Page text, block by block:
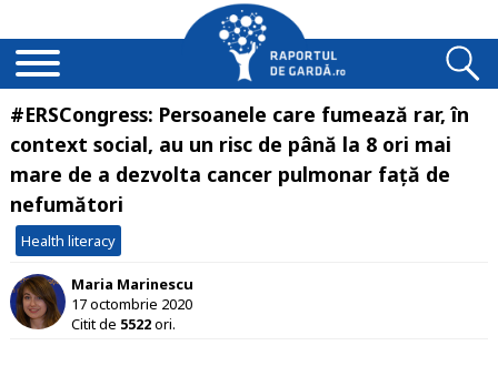
#ERSCongress: Persoanele care fumează rar, în
context social, au un risc de până la 8 ori mai
mare de a dezvolta cancer pulmonar față de
nefumători
Health literacy
Maria Marinescu
17 octombrie 2020
Citit de 5522ori.